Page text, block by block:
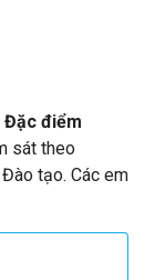
Đặc điểm
sát theo
tạo. Các em